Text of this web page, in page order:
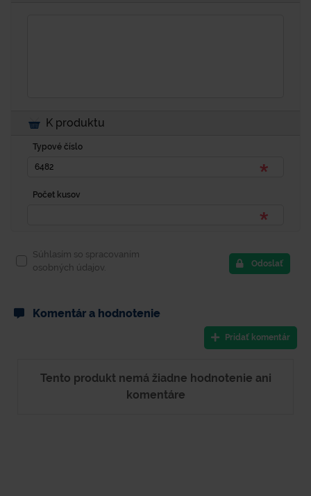
K produktu
Typové číslo
Počet kusov
Súhlasím so spracovaním
osobných údajov.
Odoslať
Komentár a hodnotenie
Pridať komentár
Tento produkt nemá žiadne hodnotenie ani
komentáre